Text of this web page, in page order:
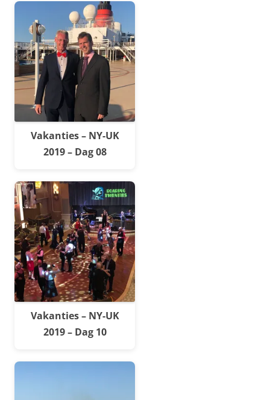
Vakanties – NY-UK
2019 – Dag 08
Vakanties – NY-UK
2019 – Dag 10